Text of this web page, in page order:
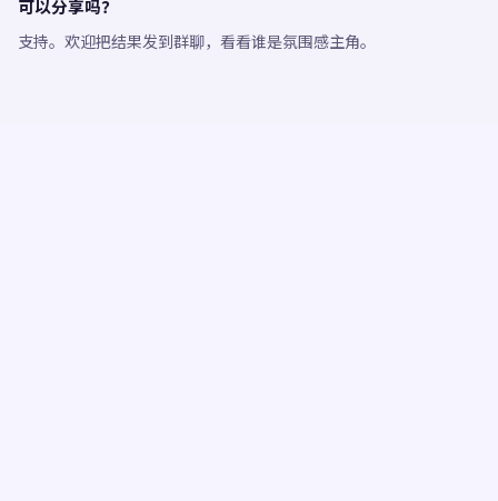
可以分享吗？
支持。欢迎把结果发到群聊，看看谁是氛围感主角。